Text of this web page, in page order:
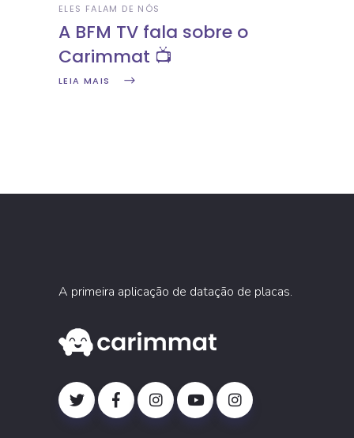
ELES FALAM DE NÓS
A BFM TV fala sobre o
Carimmat 📺
LEIA MAIS
A primeira aplicação de datação de placas.